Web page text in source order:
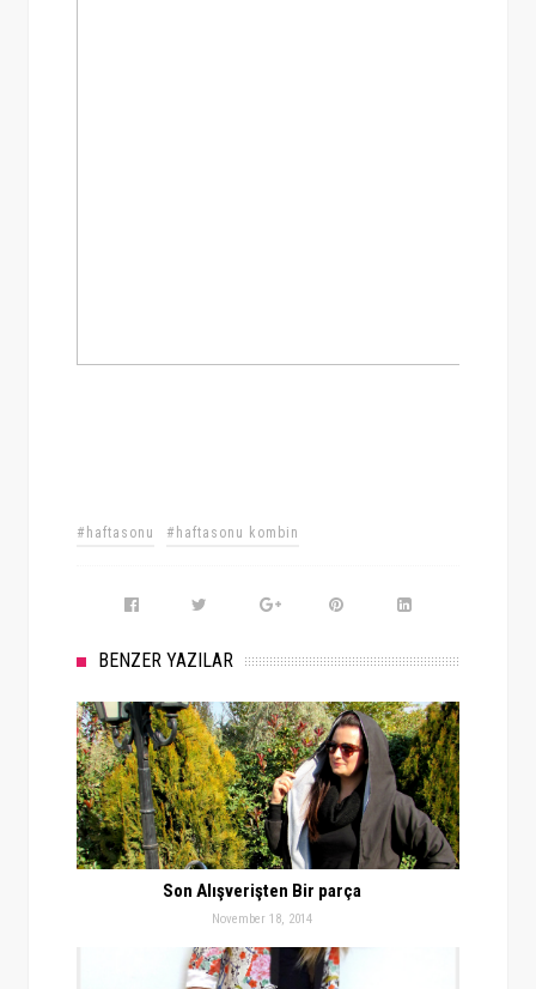
#haftasonu #haftasonu kombin
BENZER YAZILAR
Son Alışverişten Bir parça
November 18, 2014